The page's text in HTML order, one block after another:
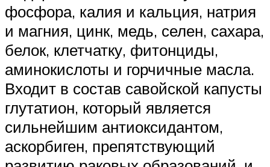
фосфора, калия и кальция, натрия
и магния, цинк, медь, селен, сахара,
белок, клетчатку, фитонциды,
аминокислоты и горчичные масла.
Входит в состав савойской капусты
глутатион, который является
сильнейшим антиоксидантом,
аскорбиген, препятствующий